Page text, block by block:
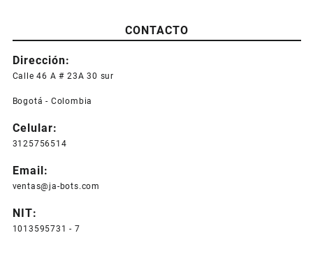
CONTACTO
Dirección:
Calle 46 A # 23A 30 sur
Bogotá - Colombia
Celular:
3125756514
Email:
ventas@ja-bots.com
NIT:
1013595731 - 7